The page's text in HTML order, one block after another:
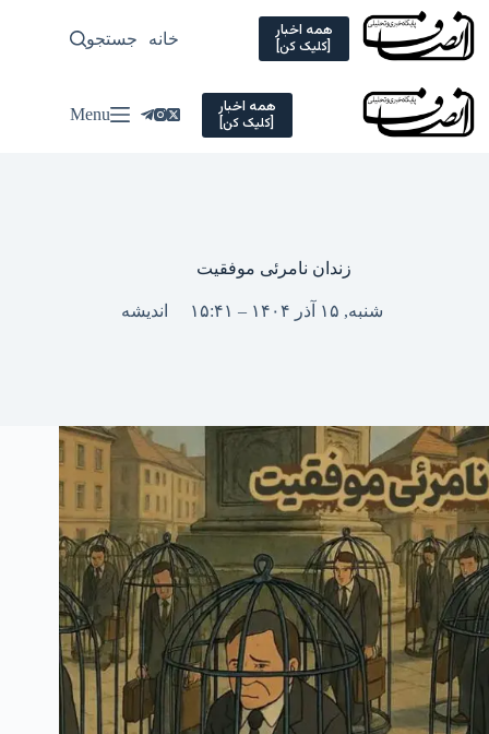
Skip
content
همه اخبار
[کلیک کن] خانه سیاسی
جستجو
همه اخبار
[کلیک کن] Menu
زندان نامرئی موفقیت
شنبه, ۱۵ آذر ۱۴۰۴ – ۱۵:۴۱ اندیشه